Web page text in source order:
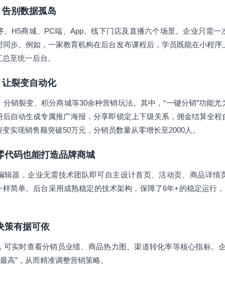
别数据孤岛
、H5商城、PC端、App、线下门店及直播六个场景。企业只需一
步。例如，一家教育机构在后台发布课程后，学员既能在小程
至统一后台。
裂变自动化
销裂变、积分商城等30余种营销玩法。其中，“一键分销”功能
自动生成专属推广海报，分享即锁定上下级关系，佣金结算全
实现销售额突破50万元，分销员数量从零增长至2000人。
代码也能打造品牌商城
辑器，企业无需技术团队即可自主设计首页、活动页、商品详情
简单。后台采用成熟稳定的技术架构，保障了6年+的稳定运行
策有据可依
可实时查看分销员业绩、商品热力图、渠道转化率等核心指标。
高”，从而精准调整营销策略。